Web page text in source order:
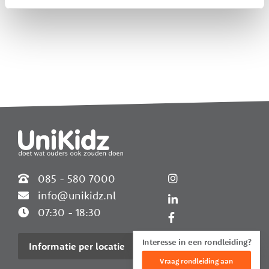
Widgets
085 - 580 7000
info@unikidz.nl
07:30 - 18:30
Informatie per locatie Interesse in een rondleiding?
Vraag rondleiding aan